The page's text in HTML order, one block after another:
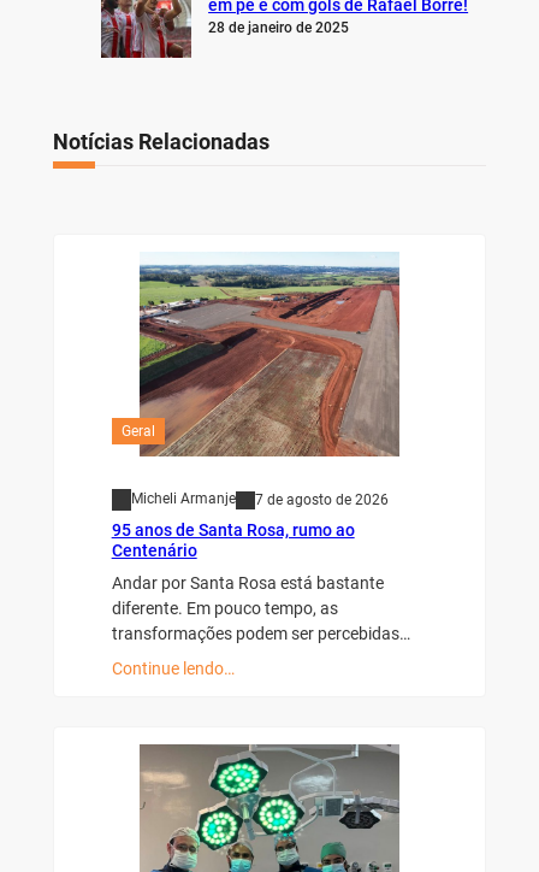
em pé e com gols de Rafael Borré!
28 de janeiro de 2025
Notícias Relacionadas
Geral
Micheli Armanje 7 de agosto de 2026
95 anos de Santa Rosa, rumo ao
Centenário
Andar por Santa Rosa está bastante
diferente. Em pouco tempo, as
transformações podem ser percebidas…
Continue lendo…